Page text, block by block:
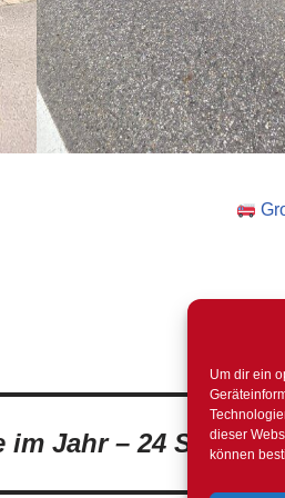
Um dir ein
dieser
können
Jahr – 24